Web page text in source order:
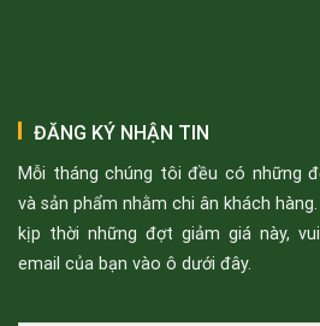
ĐĂNG KÝ NHẬN TIN
Mỗi tháng chúng tôi đều có những
và sản phẩm nhằm chi ân khách
kịp thời những đợt giảm giá này,
email của bạn vào ô dưới đây.